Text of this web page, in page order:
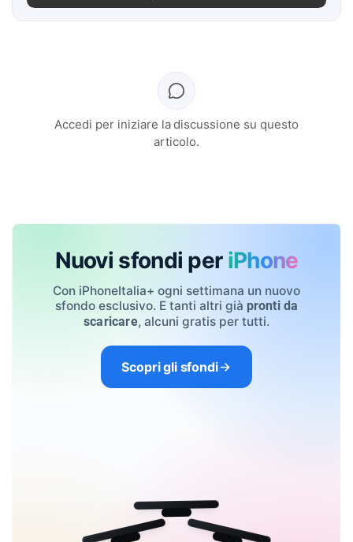
Accedi per iniziare la discussione su questo
articolo.
Nuovi sfondi per iPhone
Con iPhoneItalia+ ogni settimana un nuovo
sfondo esclusivo. E tanti altri già pronti da
scaricare, alcuni gratis per tutti.
Scopri gli sfondi